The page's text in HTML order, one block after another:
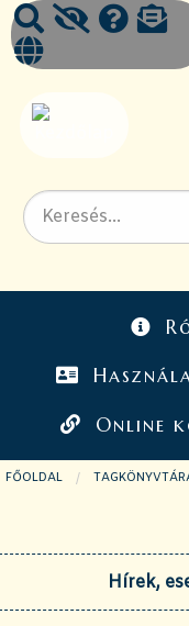
Online
FŐOLDAL
Hírek,